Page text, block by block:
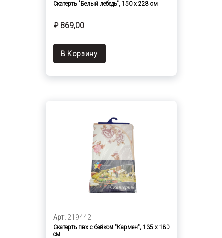
Скатерть "Белый лебедь", 150 х 228 см
₽ 869,00
В Корзину
Арт. 219442
Скатерть пвх с бейком "Кармен", 135 х 180
см